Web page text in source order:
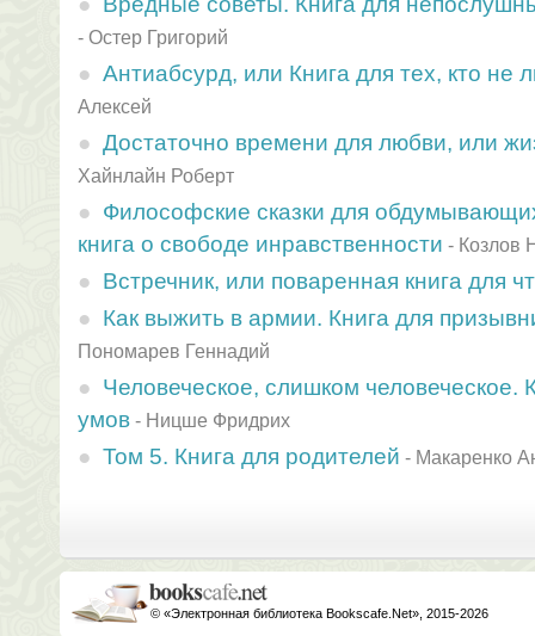
- Остер Григорий
Антиабсурд, или Книга для тех, кто не
Алексей
Достаточно времени для любви, или
Хайнлайн Роберт
Философские сказки для
книга о свободе инравственности - Козлов
Встречник, или поваренная книга для
Как выжить в армии. Книга для
Пономарев Геннадий
Человеческое, слишком человеческое.
умов - Ницше Фридрих
Том 5. Книга для родителей - Макаренко
© «Электронная библиотека Bookscafe.Net», 2015-2026